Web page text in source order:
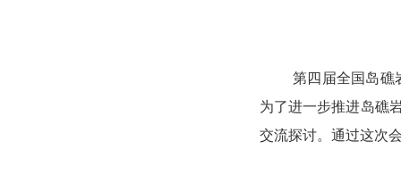
第四届全国岛礁
为了进一步推进岛礁
交流探讨。通过这次